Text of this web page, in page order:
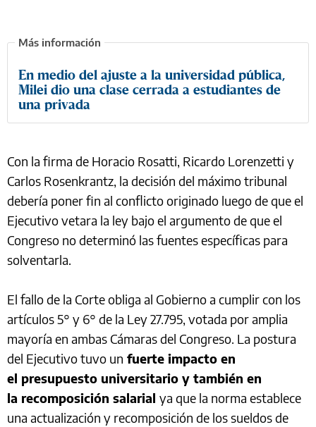
En medio del ajuste a la universidad pública,
Milei dio una clase cerrada a estudiantes de
una privada
Con la firma de Horacio Rosatti, Ricardo Lorenzetti y
Carlos Rosenkrantz, la decisión del máximo tribunal
debería poner fin al conflicto originado luego de que el
Ejecutivo vetara la ley bajo el argumento de que el
Congreso no determinó las fuentes específicas para
solventarla.
El fallo de la Corte obliga al Gobierno a cumplir con los
artículos 5° y 6° de la Ley 27.795, votada por amplia
mayoría en ambas Cámaras del Congreso. La postura
del Ejecutivo tuvo un fuerte impacto en
el presupuesto universitario y también en
la recomposición salarial ya que la norma establece
una actualización y recomposición de los sueldos de